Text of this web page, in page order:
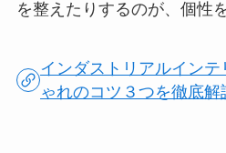
を整えたりするのが、個性
インダストリアルイン
ゃれのコツ３つを徹底解